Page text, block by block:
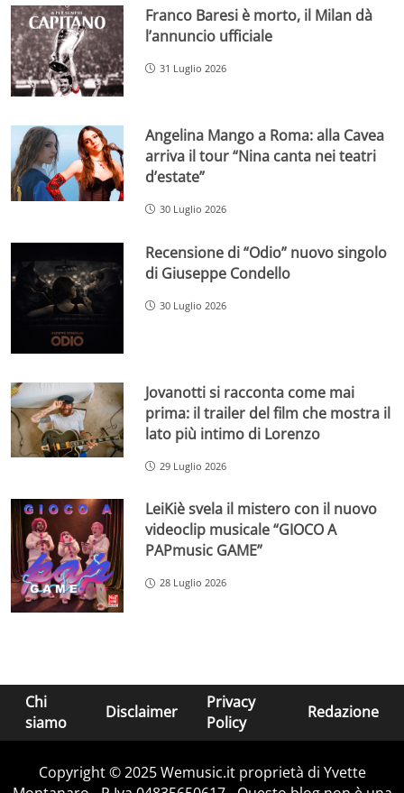
Franco Baresi è morto, il Milan dà
l’annuncio ufficiale
31 Luglio 2026
Angelina Mango a Roma: alla Cavea
arriva il tour “Nina canta nei teatri
d’estate”
30 Luglio 2026
Recensione di “Odio” nuovo singolo
di Giuseppe Condello
30 Luglio 2026
Jovanotti si racconta come mai
prima: il trailer del film che mostra il
lato più intimo di Lorenzo
29 Luglio 2026
LeiKiè svela il mistero con il nuovo
videoclip musicale “GIOCO A
PAPmusic GAME”
28 Luglio 2026
Chi
siamo
Disclaimer
Privacy
Policy
Redazione
Copyright © 2025 Wemusic.it proprietà di Yvette